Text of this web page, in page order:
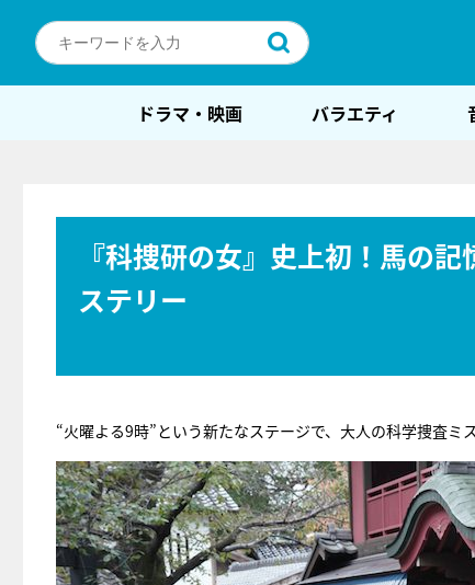
ドラマ・映画 バラエティ
『科捜研の女』史上初！馬の
ステリー
“火曜よる9時”という新たなステージで、大人の科学捜査ミ